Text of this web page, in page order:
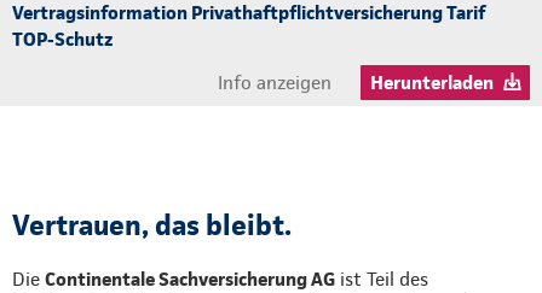
Vertragsinformation Privathaftpflichtversicherung Tarif
TOP-Schutz
Info anzeigen
Herunterladen
Vertrauen, das bleibt.
Die Continentale Sachversicherung AG ist Teil des